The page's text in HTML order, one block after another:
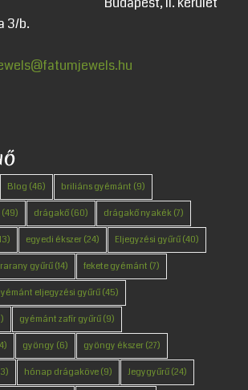
3/b.
Blog (46) briliáns gyémánt (9)
(49) drágakő(60) drágakő nyakék(7)
egyedi ékszer(24) Eljegyzési gyűrű(40)
gyűrű(14) fekete gyémánt (7)
eljegyzési gyűrű(45)
gyémánt zafír gyűrű(9)
gyöngy (6) gyöngy ékszer(27)
hónap drágaköve(9) Jegygyűrű(24)